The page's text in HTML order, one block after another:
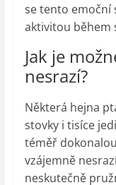
se tento emoční
aktivitou během
Jak je
nesrazí?
Některá hejna
stovky i tisíce
téměř
vzájemně
neskutečně